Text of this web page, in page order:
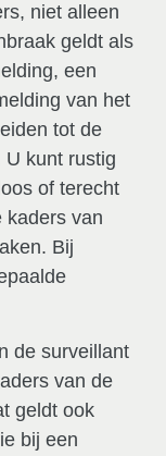
niet alleen
geldt als
een
van het
tot de
U kunt rustig
of terecht
kaders van
Bij
de surveillant
van de
geldt ook
bij een